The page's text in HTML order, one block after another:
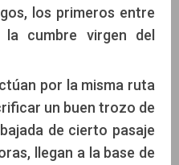
los primeros entre
cumbre virgen del
por la misma ruta
un buen trozo de
de cierto pasaje
llegan a la base de